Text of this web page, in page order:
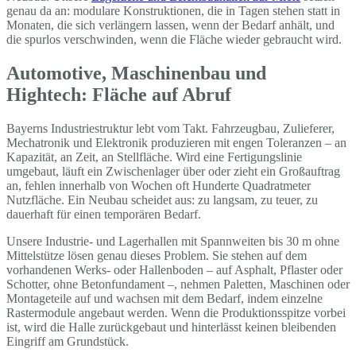
genau da an: modulare Konstruktionen, die in Tagen stehen statt in
Monaten, die sich verlängern lassen, wenn der Bedarf anhält, und
die spurlos verschwinden, wenn die Fläche wieder gebraucht wird.
Automotive, Maschinenbau und
Hightech: Fläche auf Abruf
Bayerns Industriestruktur lebt vom Takt. Fahrzeugbau, Zulieferer,
Mechatronik und Elektronik produzieren mit engen Toleranzen – an
Kapazität, an Zeit, an Stellfläche. Wird eine Fertigungslinie
umgebaut, läuft ein Zwischenlager über oder zieht ein Großauftrag
an, fehlen innerhalb von Wochen oft Hunderte Quadratmeter
Nutzfläche. Ein Neubau scheidet aus: zu langsam, zu teuer, zu
dauerhaft für einen temporären Bedarf.
Unsere Industrie- und Lagerhallen mit Spannweiten bis 30 m ohne
Mittelstütze lösen genau dieses Problem. Sie stehen auf dem
vorhandenen Werks- oder Hallenboden – auf Asphalt, Pflaster oder
Schotter, ohne Betonfundament –, nehmen Paletten, Maschinen oder
Montageteile auf und wachsen mit dem Bedarf, indem einzelne
Rastermodule angebaut werden. Wenn die Produktionsspitze vorbei
ist, wird die Halle zurückgebaut und hinterlässt keinen bleibenden
Eingriff am Grundstück.